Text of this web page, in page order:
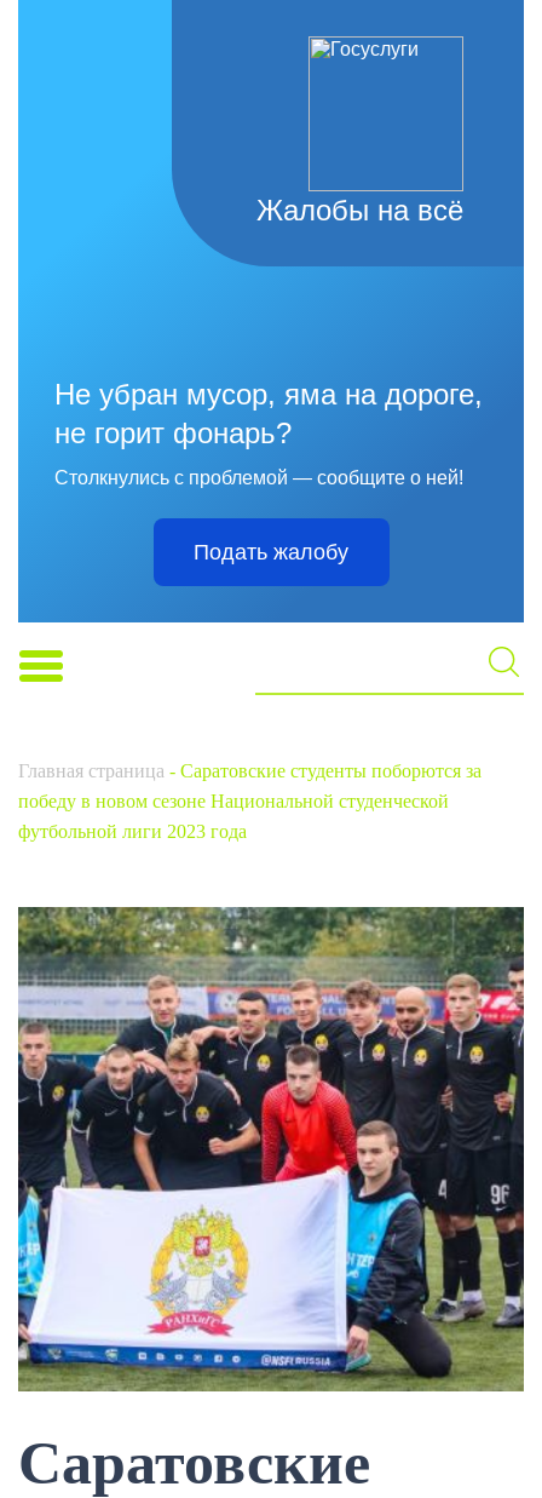
Жалобы на всё
Не убран мусор, яма на дороге,
не горит фонарь?
Столкнулись с проблемой — сообщите о ней!
Подать жалобу
Главная страница - Саратовские студенты поборются за
победу в новом сезоне Национальной студенческой
футбольной лиги 2023 года
Саратовские